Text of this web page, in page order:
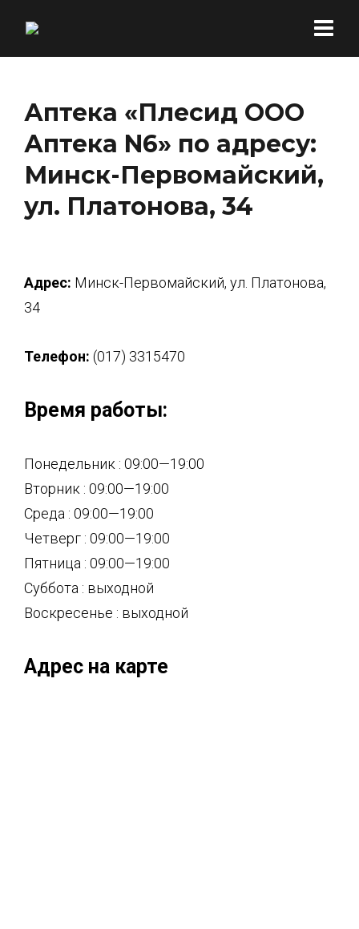
Аптека «Плесид ООО
Аптека N6» по адресу:
Минск-Первомайский,
ул. Платонова, 34
Адрес: Минск-Первомайский, ул. Платонова,
34
Телефон: (017) 3315470
Время работы:
Понедельник : 09:00—19:00
Вторник : 09:00—19:00
Среда : 09:00—19:00
Четверг : 09:00—19:00
Пятница : 09:00—19:00
Суббота : выходной
Воскресенье : выходной
Адрес на карте